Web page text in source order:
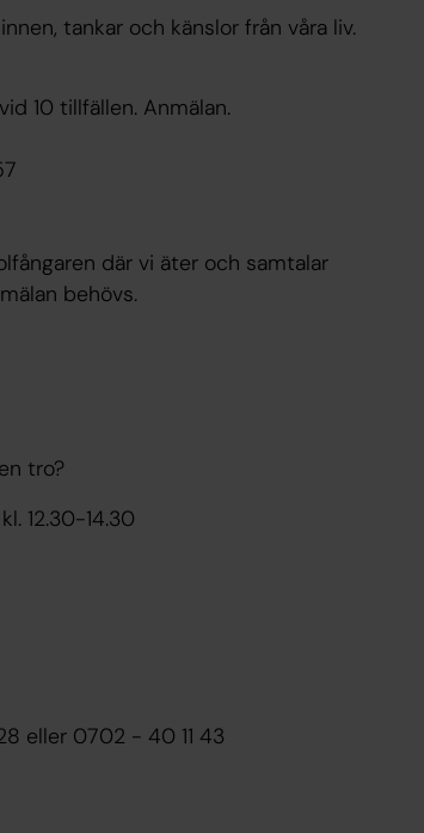
tankar och känslor från våra liv.
10 tillfällen. Anmälan.
där vi äter och samtalar
behövs.
tro?
12.30-14.30
eller 0702 - 40 11 43